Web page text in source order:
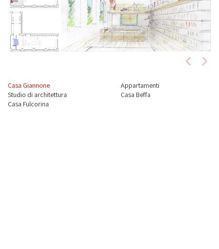
Casa Giannone
Studio di architettura
Casa Fulcorina
Appartamenti
Casa Beffa